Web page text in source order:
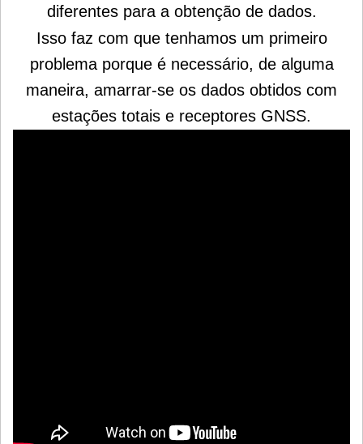
diferentes para a obtenção de dados.
Isso faz com que tenhamos um primeiro
problema porque é necessário, de alguma
maneira, amarrar-se os dados obtidos com
estações totais e receptores GNSS.